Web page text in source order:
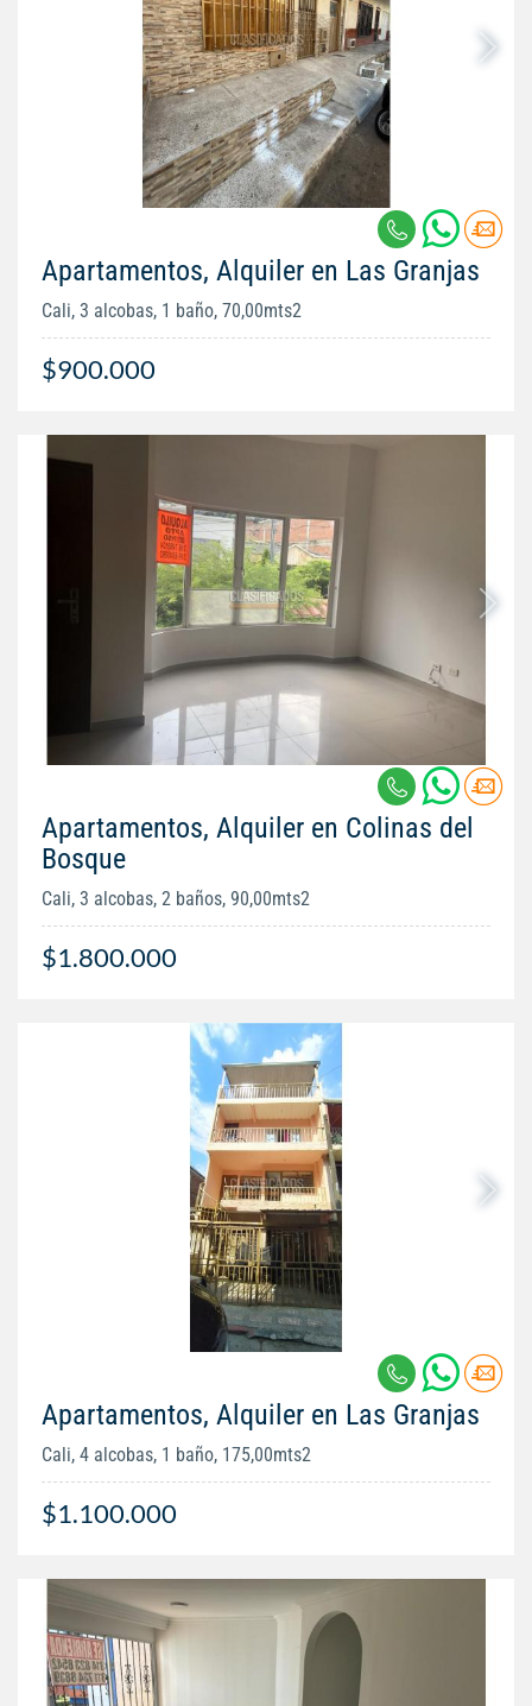
Apartamentos, Alquiler en Las Granjas
Cali, 3 alcobas, 1 baño, 70,00mts2
$900.000
Apartamentos, Alquiler en Colinas del
Bosque
Cali, 3 alcobas, 2 baños, 90,00mts2
$1.800.000
Apartamentos, Alquiler en Las Granjas
Cali, 4 alcobas, 1 baño, 175,00mts2
$1.100.000